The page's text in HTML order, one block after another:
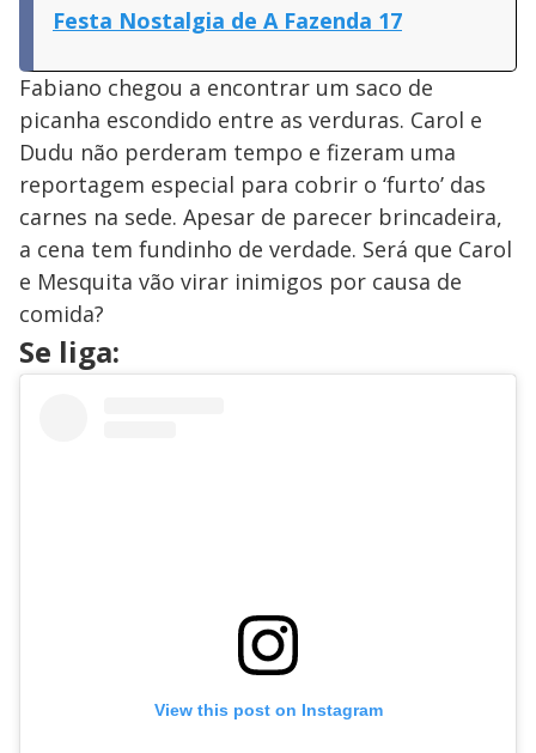
Festa Nostalgia de A Fazenda 17
Fabiano chegou a encontrar um saco de
picanha escondido entre as verduras. Carol e
Dudu não perderam tempo e fizeram uma
reportagem especial para cobrir o ‘furto’ das
carnes na sede. Apesar de parecer brincadeira,
a cena tem fundinho de verdade. Será que Carol
e Mesquita vão virar inimigos por causa de
comida?
Se liga:
View this post on Instagram